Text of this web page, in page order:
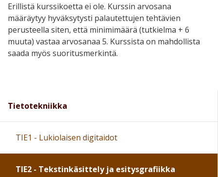
Erillistä kurssikoetta ei ole. Kurssin arvosana
määräytyy hyväksytysti palautettujen tehtävien
perusteella siten, että minimimäärä (tutkielma + 6
muuta) vastaa arvosanaa 5. Kurssista on mahdollista
saada myös suoritusmerkintä.
Tietotekniikka
TIE1 - Lukiolaisen digitaidot
TIE2 - Tekstinkäsittely ja esitysgrafiikka